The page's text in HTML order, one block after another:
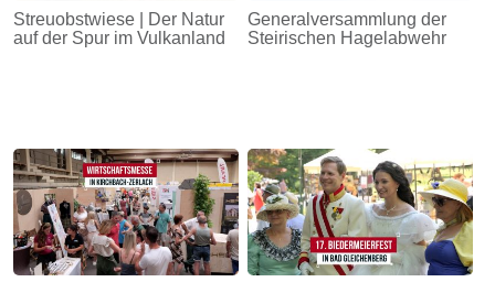
Streuobstwiese | Der Natur
auf der Spur im Vulkanland
Generalversammlung der
Steirischen Hagelabwehr